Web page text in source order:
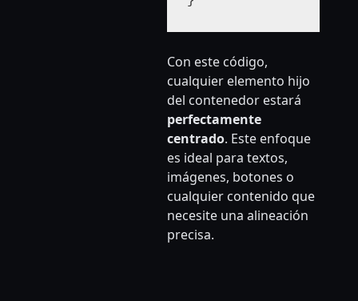
Con este código,
cualquier elemento hijo
del contenedor estará
perfectamente
centrado. Este enfoque
es ideal para textos,
imágenes, botones o
cualquier contenido que
necesite una alineación
precisa.